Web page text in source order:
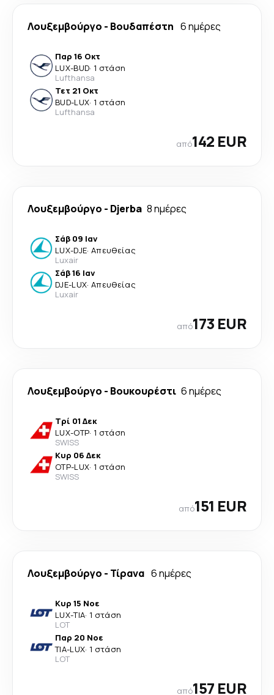
Λουξεμβούργο - Βουδαπέστη 6 ημέρες
Παρ 16 Οκτ
LUX-BUD· 1 στάση
Lufthansa
Τετ 21 Οκτ
BUD-LUX· 1 στάση
Lufthansa
από142 EUR
Λουξεμβούργο - Djerba 8 ημέρες
Σάβ 09 Ιαν
LUX-DJE· Απευθείας
Luxair
Σάβ 16 Ιαν
DJE-LUX· Απευθείας
Luxair
από173 EUR
Λουξεμβούργο - Βουκουρέστι 6 ημέρες
Τρί 01 Δεκ
LUX-OTP· 1 στάση
SWISS
Κυρ 06 Δεκ
OTP-LUX· 1 στάση
SWISS
από151 EUR
Λουξεμβούργο - Τίρανα 6 ημέρες
Κυρ 15 Νοε
LUX-TIA· 1 στάση
LOT
Παρ 20 Νοε
TIA-LUX· 1 στάση
LOT
από157 EUR